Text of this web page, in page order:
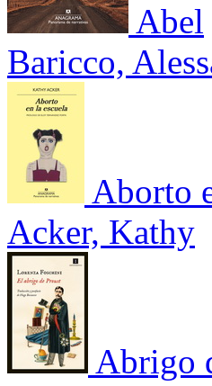
Abel
Baricco,
Aborto
Acker, Kathy
Abrigo